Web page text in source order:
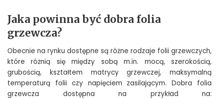
Jaka powinna być dobra folia
grzewcza?
Obecnie na rynku dostępne są różne rodzaje folii grzewczych,
które różnią się między sobą m.in. mocą, szerokością,
grubością, kształtem matrycy grzewczej, maksymalną
temperaturą folii czy napięciem zasilającym. Dobra folia
grzewcza dostępna na przykład na: